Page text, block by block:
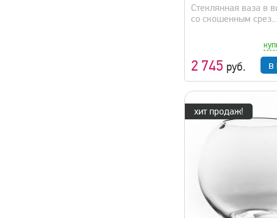
Стеклянная ваза в
со скошенным
2 745 руб. в
хит продаж!